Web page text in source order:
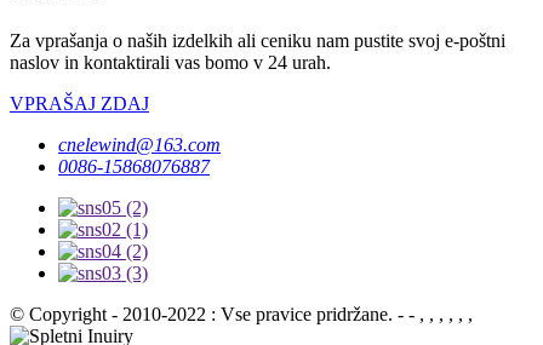
Za vprašanja o naših izdelkih ali ceniku nam pustite svoj e-poštni
naslov in kontaktirali vas bomo v 24 urah.
VPRAŠAJ ZDAJ
cnelewind@163.com
0086-15868076887
© Copyright - 2010-2022 : Vse pravice pridržane. - - , , , , , ,